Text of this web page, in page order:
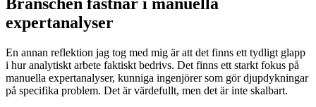
expertanalyser
En annan reflektion jag tog med mig är att det finns ett tydligt glapp
i hur analytiskt arbete faktiskt bedrivs. Det finns ett starkt fokus på
manuella expertanalyser, kunniga ingenjörer som gör djupdykningar
på specifika problem. Det är värdefullt, men det är inte skalbart.